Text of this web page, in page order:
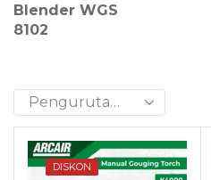
Blender WGS
8102
DISKON